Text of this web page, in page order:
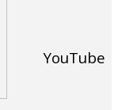
YouTube